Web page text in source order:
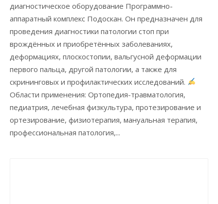
диагностическое оборудование Программно-
аппаратный комплекс Подоскан. Он предназначен для
проведения диагностики патологии стоп при
врождённых и приобретённых заболеваниях,
деформациях, плоскостопии, вальгусной деформации
первого пальца, другой патологии, а также для
скрининговых и профилактических исследований.
Области применения: Ортопедия-травматология,
педиатрия, лечебная физкультура, протезирование и
ортезирование, физиотерапия, мануальная терапия,
профессиональная патология,...